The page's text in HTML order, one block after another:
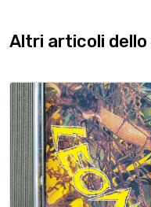
Altri articoli